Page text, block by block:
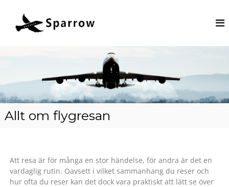
r
r
w
.
Allt om flygresan
Att resa är för många en stor händelse, för andra är det en
vardaglig rutin. Oavsett i vilket sammanhang du reser och
hur ofta du reser kan det dock vara praktiskt att lätt se över